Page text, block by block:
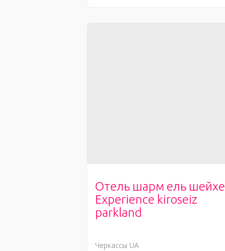
Отель шарм ель шейхе
Experience kiroseiz
parkland
Черкассы UA